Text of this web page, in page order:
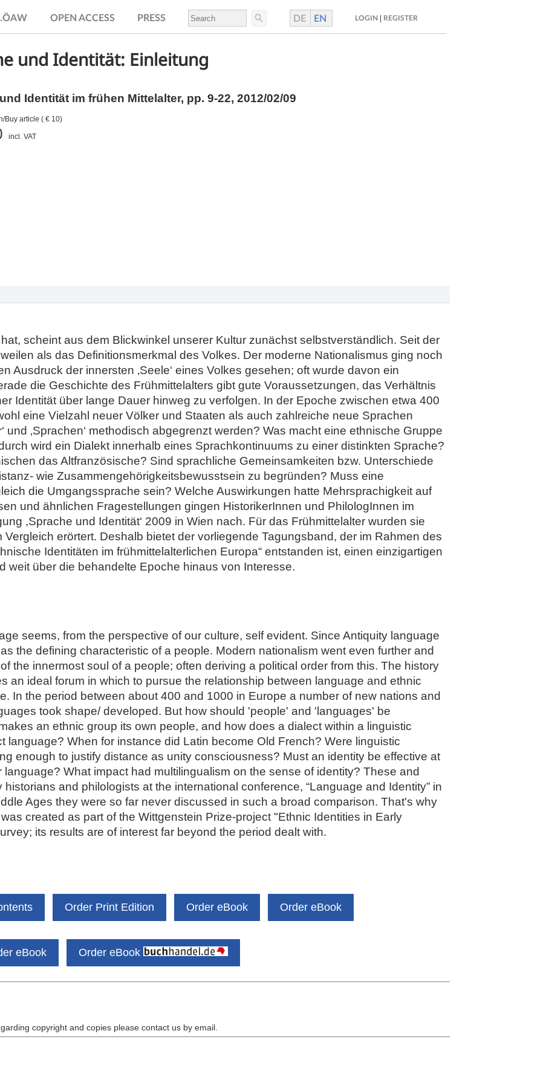
OPEN ACCESS PRESS DE EN LOGIN REGISTER
und Identität: Einleitung
Identität im frühen Mittelalter, pp. 9-22, 2012/02/09
Buy article ( € 10)
incl. VAT
scheint aus dem Blickwinkel unserer Kultur zunächst selbstverständlich. Seit der
als das Definitionsmerkmal des Volkes. Der moderne Nationalismus ging noch
Ausdruck der innersten ‚Seele‘ eines Volkes gesehen; oft wurde davon ein
die Geschichte des Frühmittelalters gibt gute Voraussetzungen, das Verhältnis
Identität über lange Dauer hinweg zu verfolgen. In der Epoche zwischen etwa 400
eine Vielzahl neuer Völker und Staaten als auch zahlreiche neue Sprachen
und ‚Sprachen‘ methodisch abgegrenzt werden? Was macht eine ethnische Gruppe
wird ein Dialekt innerhalb eines Sprachkontinuums zu einer distinkten Sprache?
das Altfranzösische? Sind sprachliche Gemeinsamkeiten bzw. Unterschiede
wie Zusammengehörigkeitsbewusstsein zu begründen? Muss eine
die Umgangssprache sein? Welche Auswirkungen hatte Mehrsprachigkeit auf
und ähnlichen Fragestellungen gingen HistorikerInnen und PhilologInnen im
,Sprache und Identität‘ 2009 in Wien nach. Für das Frühmittelalter wurden sie
Vergleich erörtert. Deshalb bietet der vorliegende Tagungsband, der im Rahmen des
Identitäten im frühmittelalterlichen Europa“ entstanden ist, einen einzigartigen
weit über die behandelte Epoche hinaus von Interesse.
seems, from the perspective of our culture, self evident. Since Antiquity language
the defining characteristic of a people. Modern nationalism went even further and
the innermost soul of a people; often deriving a political order from this. The history
an ideal forum in which to pursue the relationship between language and ethnic
In the period between about 400 and 1000 in Europe a number of new nations and
took shape/ developed. But how should 'people' and 'languages' be
an ethnic group its own people, and how does a dialect within a linguistic
language? When for instance did Latin become Old French? Were linguistic
enough to justify distance as unity consciousness? Must an identity be effective at
What impact had multilingualism on the sense of identity? These and
and philologists at the international conference, “Language and Identity” in
Ages they were so far never discussed in such a broad comparison. That's why
created as part of the Wittgenstein Prize-project "Ethnic Identities in Early
its results are of interest far beyond the period dealt with.
Order Print Edition Order eBook Order eBook
eBook Order eBook
copyright and copies please contact us by email